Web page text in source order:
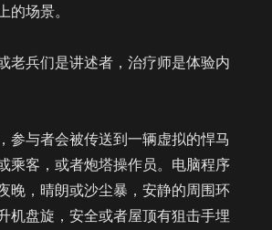
的场景。
老兵们是讲述者，治疗师是体验内
参与者会被传送到一辆虚拟的悍马
乘客，或者炮塔操作员。电脑程序
晚，晴朗或沙尘暴，安静的周围环
机盘旋，安全或者屋顶有狙击手埋